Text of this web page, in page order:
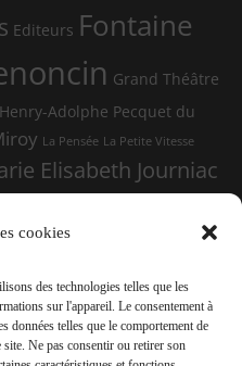
cookies
des technologies telles que les
sur l'appareil. Le consentement à
données telles que le comportement de
site. Ne pas consentir ou retirer son
Editeurs Fontaine
Grand Théâtre
Henry-Adolphe Pecquet du
La Pensée La Petite Vitesse
Elisabeth Journiac
place du Forum
Rue de la
de Vesle Rue du Temple
Thomas